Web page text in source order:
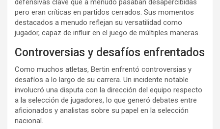
defensivas clave que a menudo pasaban desapercibidas
pero eran críticas en partidos cerrados. Sus momentos
destacados a menudo reflejan su versatilidad como
jugador, capaz de influir en el juego de múltiples maneras.
Controversias y desafíos enfrentados
Como muchos atletas, Bertin enfrentó controversias y
desafíos a lo largo de su carrera. Un incidente notable
involucró una disputa con la dirección del equipo respecto
a la selección de jugadores, lo que generó debates entre
aficionados y analistas sobre su papel en la selección
nacional.